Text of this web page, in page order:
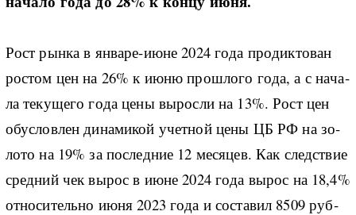
Рост ры­н­ка в ян­ва­ре-и­юне 2024 го­да про­ди­к­то­ван
ро­стом цен на 26% к июню про­ш­ло­го го­да, а с на­ча­
ла те­ку­ще­го го­да це­ны вы­рос­ли на 13%. Рост цен
обу­с­ло­в­лен ди­на­ми­кой учет­ной це­ны ЦБ РФ на зо­
ло­то на 19% за по­след­ние 12 ме­ся­цев. Как след­ствие
сред­ний чек вы­рос в июне 2024 го­да вы­рос на 18,4%
от­но­си­тель­но июня 2023 го­да и со­ста­вил 8509 руб­